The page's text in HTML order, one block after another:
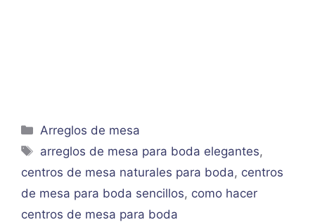
Categorías
Arreglos de mesa
Etiquetas
arreglos de mesa para boda elegantes,
centros de mesa naturales para boda, centros
de mesa para boda sencillos, como hacer
centros de mesa para boda